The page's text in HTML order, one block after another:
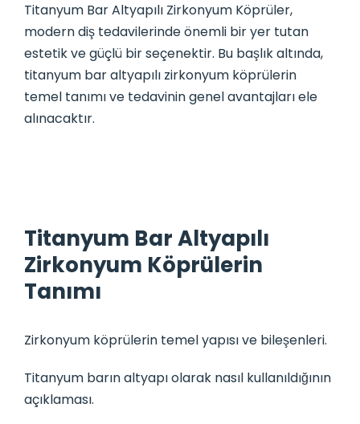
Titanyum Bar Altyapılı Zirkonyum Köprüler,
modern diş tedavilerinde önemli bir yer tutan
estetik ve güçlü bir seçenektir. Bu başlık altında,
titanyum bar altyapılı zirkonyum köprülerin
temel tanımı ve tedavinin genel avantajları ele
alınacaktır.
Titanyum Bar Altyapılı
Zirkonyum Köprülerin
Tanımı
Zirkonyum köprülerin temel yapısı ve bileşenleri.
Titanyum barın altyapı olarak nasıl kullanıldığının
açıklaması.